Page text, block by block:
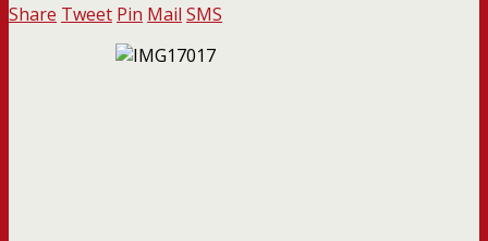
Share Tweet Pin Mail SMS